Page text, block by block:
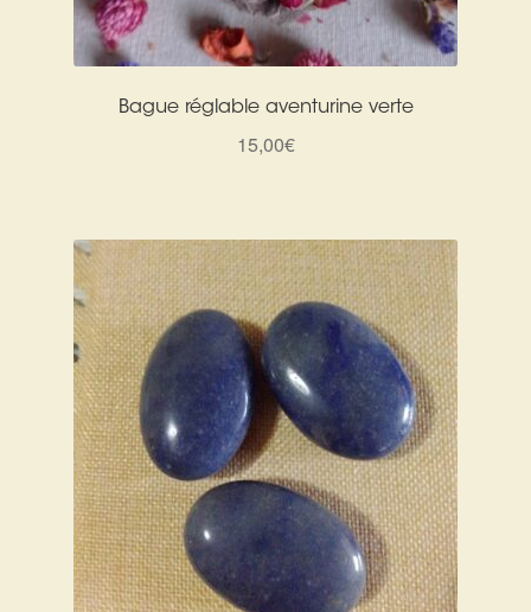
Bague réglable aventurine verte
15,00€